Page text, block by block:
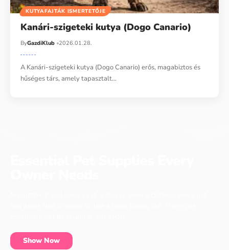
KUTYAFAJTÁK ISMERTETŐJE
Kanári-szigeteki kutya (Dogo Canario)
ByGazdiKlub 2026.01.28.
A Kanári-szigeteki kutya (Dogo Canario) erős, magabiztos és
hűséges társ, amely tapasztalt…
Show Now